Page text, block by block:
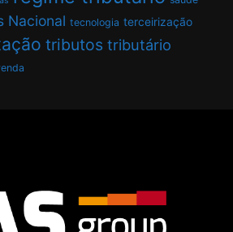
Nacional tecnologia terceirização
tributos tributário